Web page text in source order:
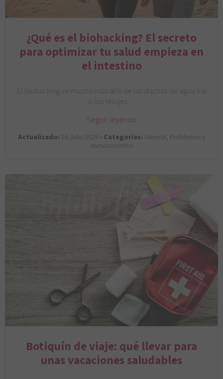
¿Qué es el biohacking? El secreto
para optimizar tu salud empieza en
el intestino
El biohacking va mucho más allá de las duchas de agua fría
o los relojes…
Seguir leyendo
Actualizado: 16. julio 2026 •Categorías: General, Problemas y
asesoramiento
Botiquín de viaje: qué llevar para
unas vacaciones saludables